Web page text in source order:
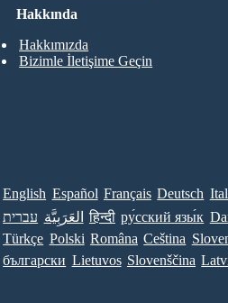
Hakkında
Hakkımızda
Bizimle İletişime Geçin
English Español Français Deutsch
עברית العَرَبِيَّة हिन्दी ру́сский язы́к
Türkçe Polski Româna Ceština
български Lietuvos Slovenščina